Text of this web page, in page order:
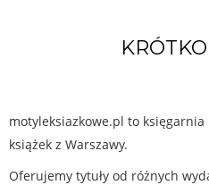
motyleksiazkowe.pl to
książek z Warszawy.
Oferujemy tytuły od różnych